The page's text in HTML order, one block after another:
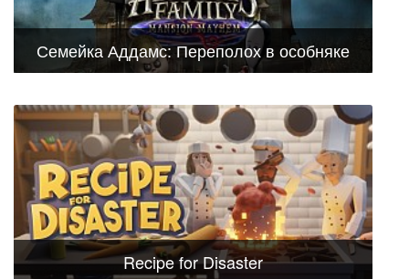
Семейка Аддамс: Переполох в особняке
Recipe for Disaster